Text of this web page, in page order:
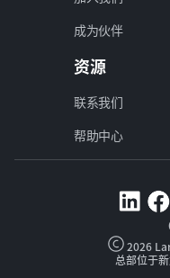
成为伙伴
资源
联系我们
帮助中心
2026
总部位于